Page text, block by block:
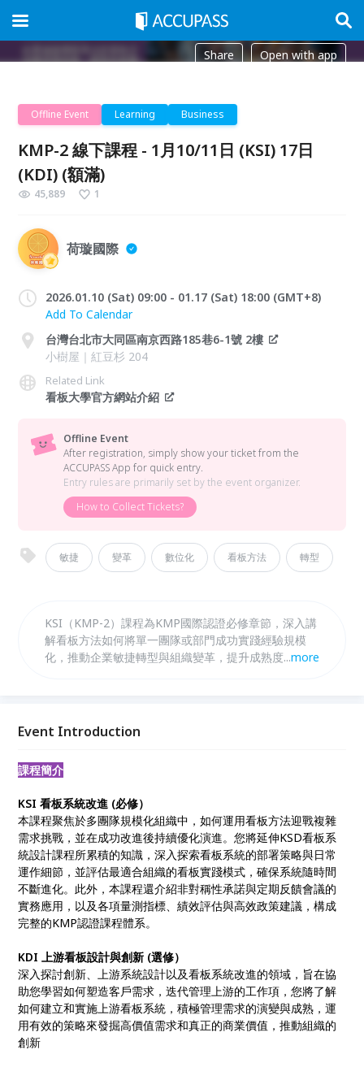
Share Open with app
Offline Event Learning Business
KMP-2 線下課程 - 1月10/11日 (KSI) 17日
(KDI) (額滿)
45,889 1
荷璇國際
2026.01.10 (Sat) 09:00 - 01.17 (Sat) 18:00 (GMT+8)
Add To Calendar
台灣台北市大同區南京西路185巷6-1號 2樓
小樹屋｜紅豆杉 204
Related Link
看板大學官方網站介紹
Offline Event
After registration, simply show your ticket from the
ACCUPASS App for quick entry.
Entry rules are primarily set by the event organizer.
How to Collect Tickets?
敏捷 變革 數位化 看板方法 轉型
KSI（KMP-2）課程為KMP國際認證必修章節，深入講
解看板方法如何將單一團隊或部門成功實踐經驗規模
化，推動企業敏捷轉型與組織變革，提升成熟度與競爭
續改進。
...more
Event Introduction
課程簡介
KSI 看板系統改進 (必修）
本課程聚焦於多團隊規模化組織中，如何運用看板方法迎戰複雜
需求挑戰，並在成功改進後持續優化演進。您將延伸KSD看板系
統設計課程所累積的知識，深入探索看板系統的部署策略與日常
運作細節，並評估最適合組織的看板實踐模式，確保系統隨時間
不斷進化。此外，本課程還介紹非對稱性承諾與定期反饋會議的
實務應用，以及各項量測指標、績效評估與高效政策建議，構成
完整的KMP認證課程體系。
KDI 上游看板設計與創新 (選修）
深入探討創新、上游系統設計以及看板系統改進的領域，旨在協
助您學習如何塑造客戶需求，迭代管理上游的工作項，您將了解
如何建立和實施上游看板系統，積極管理需求的演變與成熟，運
用有效的策略來發掘高價值需求和真正的商業價值，推動組織的
創新